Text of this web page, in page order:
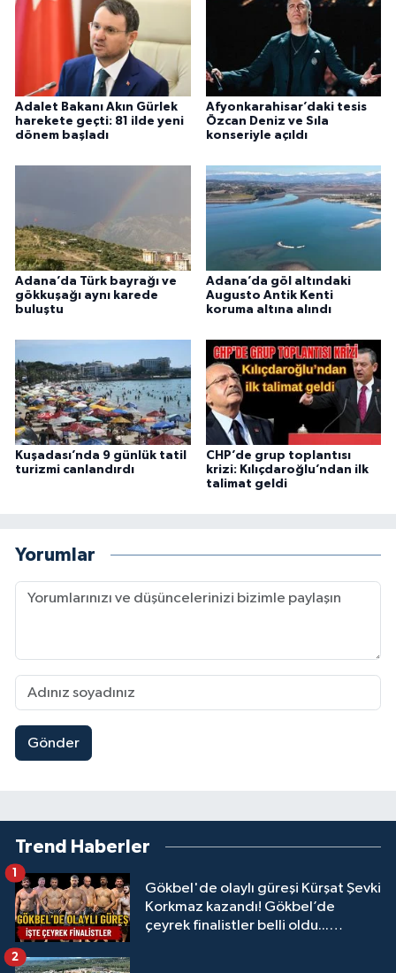
Adalet Bakanı Akın Gürlek
harekete geçti: 81 ilde yeni
dönem başladı
Afyonkarahisar’daki tesis
Özcan Deniz ve Sıla
konseriyle açıldı
Adana’da Türk bayrağı ve
gökkuşağı aynı karede
buluştu
Adana’da göl altındaki
Augusto Antik Kenti
koruma altına alındı
Kuşadası’nda 9 günlük tatil
turizmi canlandırdı
CHP’de grup toplantısı
krizi: Kılıçdaroğlu’ndan ilk
talimat geldi
Yorumlar
Gönder
Trend Haberler
Gökbel'de olaylı güreşi Kürşat Şevki
Korkmaz kazandı! Gökbel’de
çeyrek finalistler belli oldu...
1
2